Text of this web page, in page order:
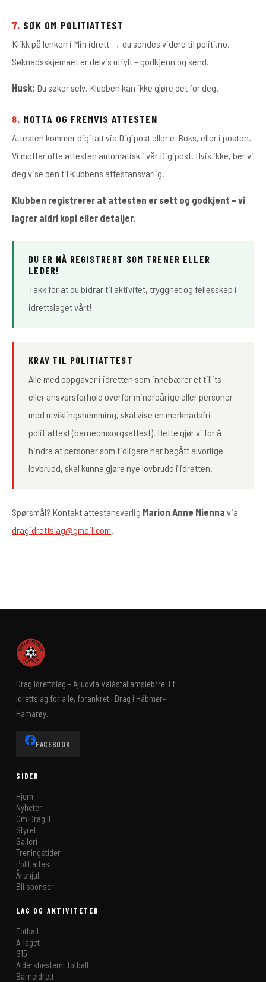
7. SØK OM POLITIATTEST
Klikk på lenken i Min idrett → du sendes videre til politi.no.
Søknadsskjemaet er delvis utfylt – godkjenn og send.
Husk: Du søker selv. Klubben kan ikke gjøre det for deg.
8. MOTTA OG FREMVIS ATTESTEN
Attesten kommer digitalt via Digipost eller e-Boks, eller i posten.
Vi mottar ofte attesten automatisk i vår Digipost. Hvis ikke, ber vi
deg vise den til klubbens attestansvarlig.
Klubben registrerer at attesten er sett og godkjent – vi
lagrer aldri kopi eller detaljer.
DU ER NÅ REGISTRERT SOM TRENER ELLER
LEDER!
Takk for at du bidrar til aktivitet, trygghet og fellesskap i
idrettslaget vårt!
KRAV TIL POLITIATTEST
Alle med oppgaver i idretten som innebærer et tillits-
eller ansvarsforhold overfor mindreårige eller personer
med utviklingshemming, skal vise en merknadsfri
politiattest (barneomsorgsattest). Dette gjør vi for å
hindre at personer som tidligere har begått alvorlige
lovbrudd, skal kunne gjøre nye lovbrudd i idretten.
Spørsmål? Kontakt attestansvarlig Marion Anne Mienna via
dragidrettslag@gmail.com
Drag Idrettslag – Ájluovta Valástallamsiebrre. Et
idrettslag for alle, forankret i Drag i Hábmer-
Hamarøy.
FACEBOOK
SIDER
Hjem
Nyheter
Om Drag IL
Styret
Galleri
Treningstider
Politiattest
Årshjul
Bli sponsor
LAG OG AKTIVITETER
Fotball
A-laget
G15
Aldersbestemt fotball
Barneidrett